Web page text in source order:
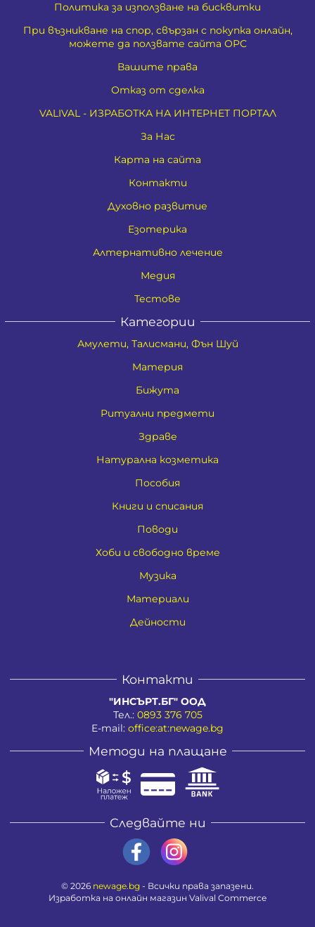
Политика за използване на бисквитки
При възникване на спор, свързан с покупка онлайн,
можете да ползвате сайта ОРС
Вашите права
Отказ от сделка
VALIVAL - ИЗРАБОТКА НА ИНТЕРНЕТ ПОРТАЛ
За Нас
Карта на сайта
Контакти
Духовно развитие
Езотерика
Алтернативно лечение
Медия
Тестове
Категории
Амулети, Талисмани, Фън Шуй
Материя
Бижута
Ритуални предмети
Здраве
Натурална козметика
Пособия
Книги и списания
Поводи
Хоби и свободно време
Музика
Материали
Дейности
Контакти
"ИНСЪРТ.БГ" ООД
Тел.: 0893 376 705
E-mail: office:at:newage.bg
Методи на плащане
Следвайте ни
© 2026 newage.bg - Всички права запазени.
Изработка на онлайн магазин Valival Commerce